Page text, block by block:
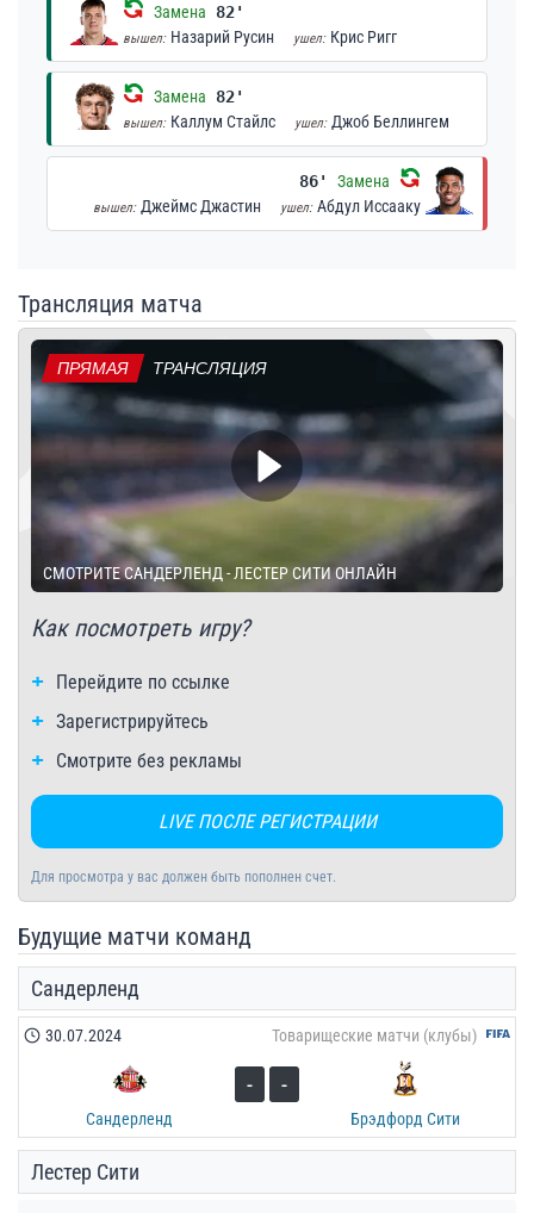
Замена 82'
вышел: Назарий Русин ушел: Крис Ригг
Замена 82'
вышел: Каллум Стайлс ушел: Джоб Беллингем
86' Замена
вышел: Джеймс Джастин ушел: Абдул Иссааку
Трансляция матча
ПРЯМАЯ ТРАНСЛЯЦИЯ
СМОТРИТЕ САНДЕРЛЕНД - ЛЕСТЕР СИТИ ОНЛАЙН
Как посмотреть игру?
Перейдите по ссылке
Зарегистрируйтесь
Смотрите без рекламы
LIVE ПОСЛЕ РЕГИСТРАЦИИ
Для просмотра у вас должен быть пополнен счет.
Будущие матчи команд
Сандерленд
Товарищеские матчи (клубы)
30.07.2024
Сандерленд
- -
Брэдфорд Сити
Лестер Сити